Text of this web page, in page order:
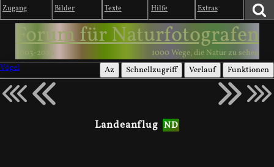
Zugang Bilder Texte Hilfe Extras
Forum für Naturfotografen
2003-2026
1000 Wege, die Natur zu sehen
Vögel
Az Schnellzugriff Verlauf Funktionen
Landeanflug